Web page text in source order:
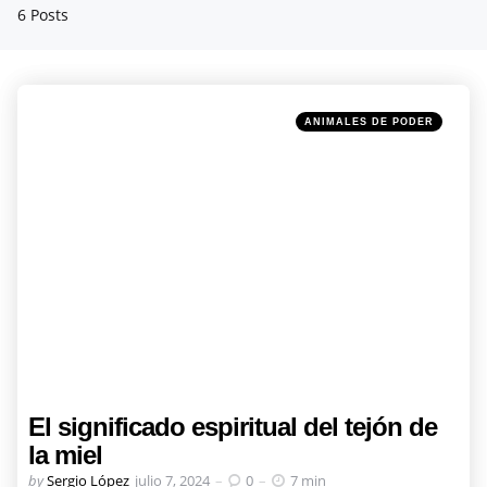
6 Posts
Categories
Posted
in
ANIMALES DE PODER
El significado espiritual del tejón de
la miel
Posted
bySergio López julio 7, 2024 0 7 min